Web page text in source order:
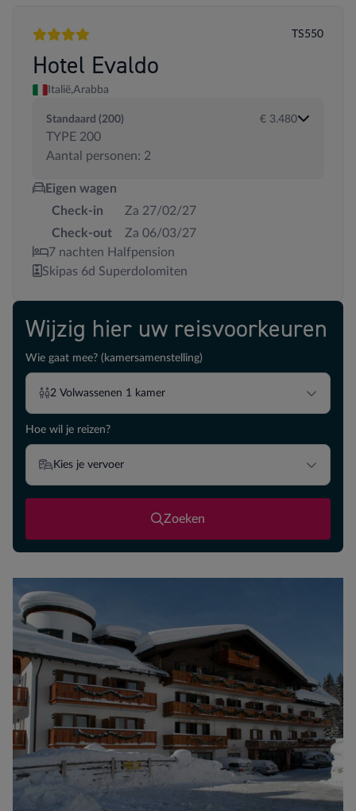
4 sterren
TS550
Hotel Evaldo
Italië,Arabba
Standaard (200)
TYPE 200
Aantal personen: 2
€ 3.480
Eigen wagen
Check-in
Za 27/02/27
Check-out
Za 06/03/27
7 nachten Halfpension
Skipas 6d Superdolomiten
Wijzig hier uw reisvoorkeuren
Wie gaat mee? (kamersamenstelling)
2 Volwassenen 1 kamer
Hoe wil je reizen?
Kies je vervoer
Zoeken